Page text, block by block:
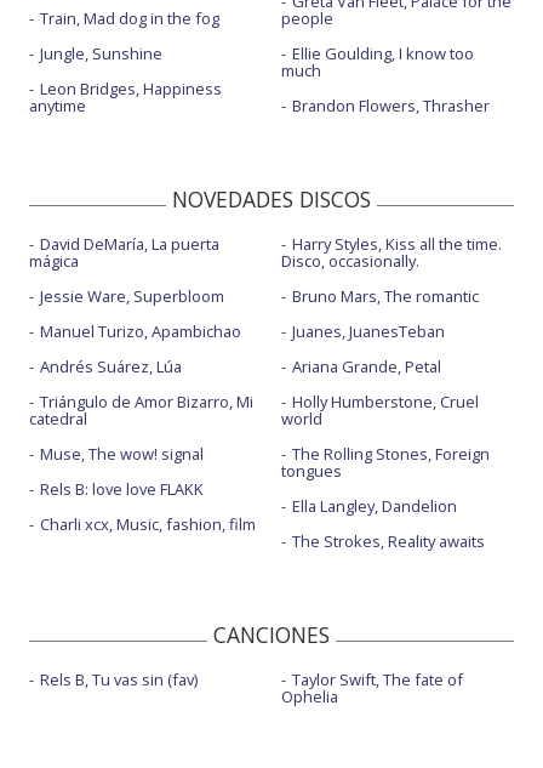
Train, Mad dog in the fog
Jungle, Sunshine
Leon Bridges, Happiness
anytime
people
Ellie Goulding, I know too
much
Brandon Flowers, Thrasher
NOVEDADES DISCOS
David DeMaría, La puerta
mágica
Jessie Ware, Superbloom
Manuel Turizo, Apambichao
Andrés Suárez, Lúa
Triángulo de Amor Bizarro, Mi
catedral
Muse, The wow! signal
Rels B: love love FLAKK
Charli xcx, Music, fashion, film
Harry Styles, Kiss all the time.
Disco, occasionally.
Bruno Mars, The romantic
Juanes, JuanesTeban
Ariana Grande, Petal
Holly Humberstone, Cruel
world
The Rolling Stones, Foreign
tongues
Ella Langley, Dandelion
The Strokes, Reality awaits
CANCIONES
Rels B, Tu vas sin (fav) Taylor Swift, The fate of
Ophelia